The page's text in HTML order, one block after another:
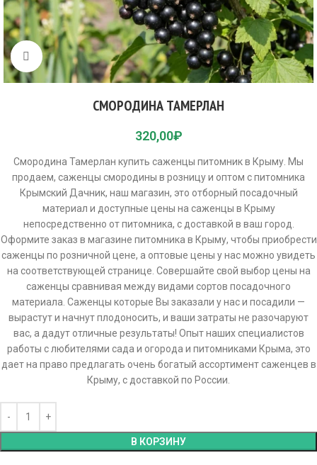
Click to enlarge
СМОРОДИНА ТАМЕРЛАН
320,00₽
Смородина Тамерлан купить саженцы питомник в Крыму. Мы
продаем, саженцы смородины в розницу и оптом с питомника
Крымский Дачник, наш магазин, это отборный посадочный
материал и доступные цены на саженцы в Крыму
непосредственно от питомника, с доставкой в ваш город.
Оформите заказ в магазине питомника в Крыму, чтобы приобрести
саженцы по розничной цене, а оптовые цены у нас можно увидеть
на соответствующей странице. Совершайте свой выбор цены на
саженцы сравнивая между видами сортов посадочного
материала. Саженцы которые Вы заказали у нас и посадили —
вырастут и начнут плодоносить, и ваши затраты не разочаруют
вас, а дадут отличные результаты! Опыт наших специалистов
работы с любителями сада и огорода и питомниками Крыма, это
дает на право предлагать очень богатый ассортимент саженцев в
Крыму, с доставкой по России.
В КОРЗИНУ